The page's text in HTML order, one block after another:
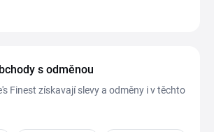
s odměnou
Finest získavají slevy a odměny i v těchto